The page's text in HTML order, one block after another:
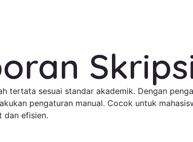
tertata sesuai standar akademik. Dengan
pengaturan manual. Cocok untuk
dan efisien.